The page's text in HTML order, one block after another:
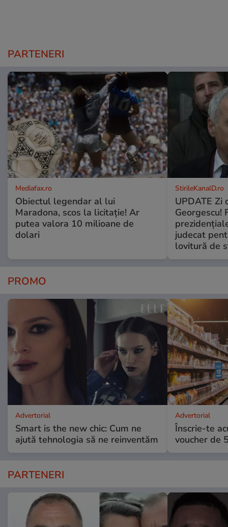
PARTENERI
Mediafax.ro
Obiectul legendar al lui
Maradona, scos la licitație! Ar
putea valora 10 milioane de
dolari
StirileKanalD.ro
UPDATE Zi
Georgescu!
judecat
lovitură de
PROMO
Advertorial
Smart is the new chic: Cum ne
ajută tehnologia să ne reinventăm
Advertorial
Înscrie-te
voucher de
PARTENERI